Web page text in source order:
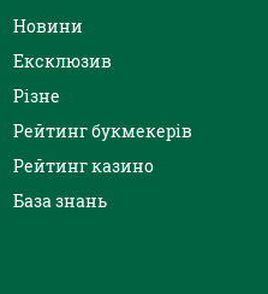
Новини
Ексклюзив
Різне
Рейтинг букмекерів
Рейтинг казино
База знань